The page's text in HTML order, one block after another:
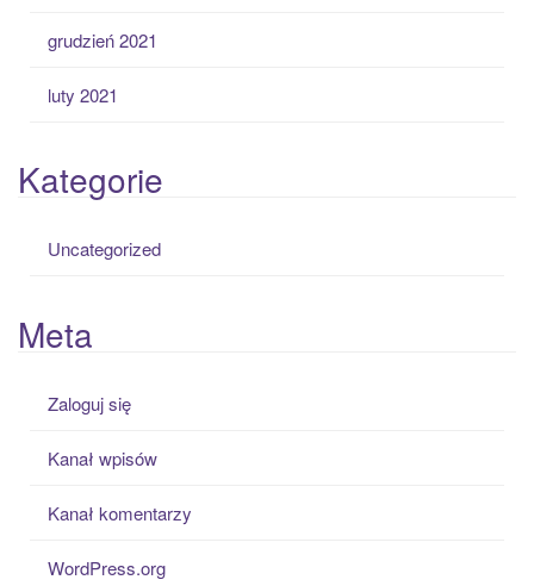
grudzień 2021
luty 2021
Kategorie
Uncategorized
Meta
Zaloguj się
Kanał wpisów
Kanał komentarzy
WordPress.org